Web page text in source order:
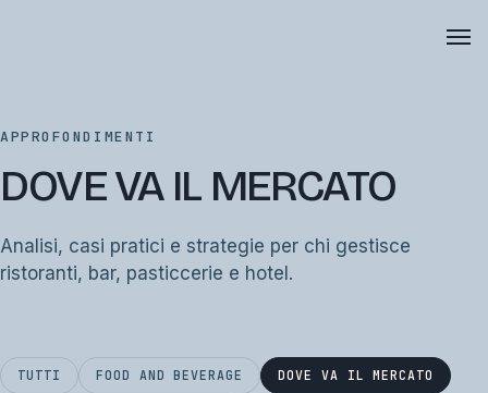
APPROFONDIMENTI
DOVE VA IL MERCATO
Analisi, casi pratici e strategie per chi gestisce
ristoranti, bar, pasticcerie e hotel.
TUTTI FOOD AND BEVERAGE DOVE VA IL MERCATO